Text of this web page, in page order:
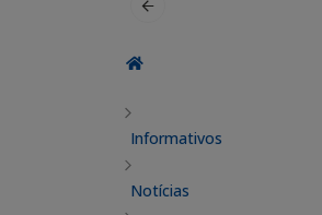
Informativos
Notícias